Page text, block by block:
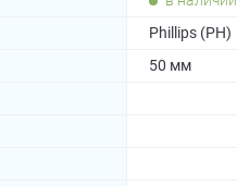
Phillips (PH)
50 мм